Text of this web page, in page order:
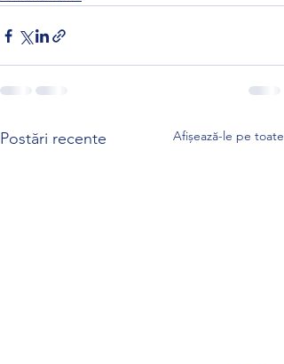
Postări recente Afișează-le pe toate